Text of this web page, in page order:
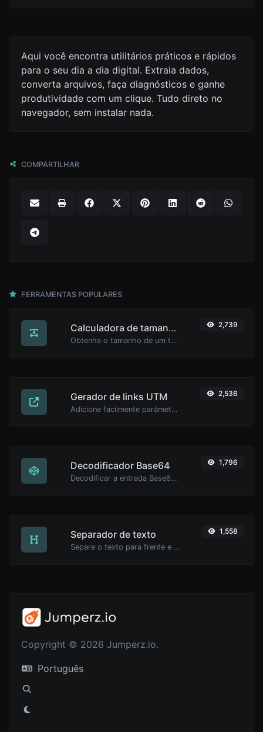
Aqui você encontra utilitários práticos e rápidos
para o seu dia a dia digital. Extraia dados,
converta arquivos, faça diagnósticos e ganhe
produtividade com um clique. Tudo direto no
navegador, sem instalar nada.
COMPARTILHAR
FERRAMENTAS POPULARES
Calculadora de tamanho de texto
Obtenha o tamanho de um texto em Bytes (B), Kilobytes (KB) ou Megabytes (MB).
2,739
Gerador de links UTM
Adicione facilmente parâmetros válidos UTM e gere um link UTM rastreável.
2,536
Decodificador Base64
Decodificar a entrada Base64 de volta para string.
1,796
Separador de texto
Separe o texto para frente e para trás por novas linhas, vírgulas, pontos... etc.
1,558
Copyright © 2026 Jumperz.io.
Português